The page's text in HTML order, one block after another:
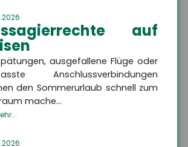
auf
ausgefallene Flüge oder
Anschlussverbindungen
den Sommerurlaub schnell zum
mache...
Eine Betriebshaftpflicht